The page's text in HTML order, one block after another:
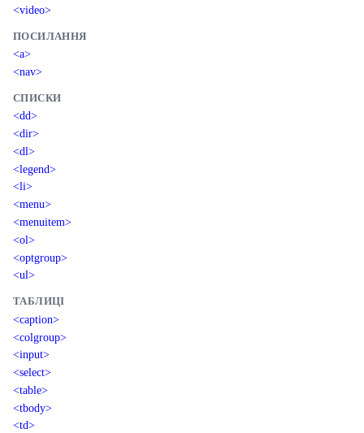
<video>
ПОСИЛАННЯ
<a>
<nav>
СПИСКИ
<dd>
<dir>
<dl>
<legend>
<li>
<menu>
<menuitem>
<ol>
<optgroup>
<ul>
ТАБЛИЦІ
<caption>
<colgroup>
<input>
<select>
<table>
<tbody>
<td>